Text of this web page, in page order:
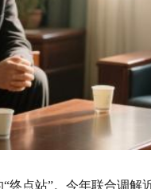
点站”。今年联合调解